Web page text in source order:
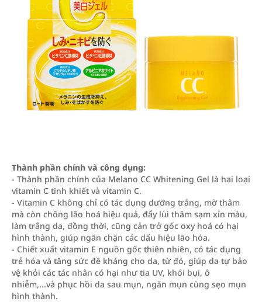
Thành phần chính và công dụng:
- Thành phần chính của Melano CC Whitening Gel là hai loại
vitamin C tinh khiết và vitamin C.
- Vitamin C không chỉ có tác dụng dưỡng trắng, mờ thâm
mà còn chống lão hoá hiệu quả, đẩy lùi thâm sạm xỉn màu,
làm trắng da, đồng thời, cũng cản trở gốc oxy hoá có hại
hình thành, giúp ngăn chặn các dấu hiệu lão hóa.
- Chiết xuất vitamin E nguồn gốc thiên nhiên, có tác dụng
trẻ hóa và tăng sức đề kháng cho da, từ đó, giúp da tự bảo
vệ khỏi các tác nhân có hại như tia UV, khói bụi, ô
nhiễm,...và phục hồi da sau mụn, ngăn mụn cùng sẹo mụn
hình thành.